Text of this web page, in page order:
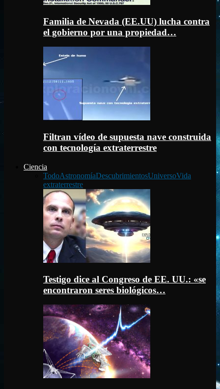
Familia de Nevada (EE.UU) lucha contra
el gobierno por una propiedad…
Filtran vídeo de supuesta nave construida
con tecnología extraterrestre
Ciencia
TodoAstronomíaDescubrimientosUniversoVida
extraterrestre
Testigo dice al Congreso de EE. UU.: «se
encontraron seres biológicos…